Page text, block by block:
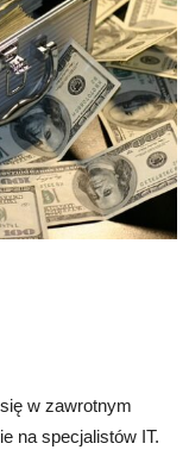
w zawrotnym
na specjalistów IT.